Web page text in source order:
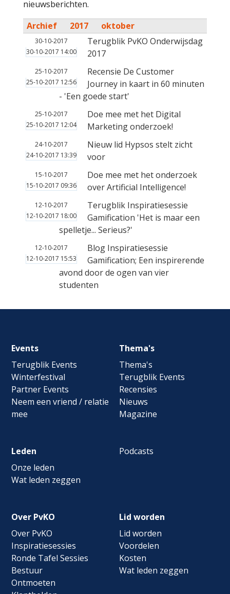
nieuwsberichten.
Archief
2017 oktober
30-10-2017
30-10-2017 14:00
Terugblik PvKO Onderwijsdag
2017
25-10-2017
25-10-2017 12:56
Recensie De Customer
Journey in kaart in 60 minuten
- 'Een goede start'
25-10-2017
25-10-2017 12:04
Doe mee met het Digital
Marketing onderzoek!
24-10-2017
24-10-2017 13:39
Nieuw lid Hypsos stelt zicht
voor
15-10-2017
15-10-2017 09:36
Doe mee met het onderzoek
over Artificial Intelligence!
12-10-2017
12-10-2017 18:00
Terugblik Inspiratiesessie
Gamification 'Het is maar een
spelletje... Serieus?'
12-10-2017
12-10-2017 15:53
Blog Inspiratiesessie
Gamification; Een inspirerende
avond door de ogen van vier
studenten
Footer
navigation
Events
Terugblik Events
Winterfestival
Partner Events
Neem een vriend / relatie
mee
Thema's
Thema's
Terugblik Events
Recensies
Nieuws
Magazine
Leden
Onze leden
Wat leden zeggen
Podcasts
Over PvKO
Over PvKO
Inspiratiesessies
Ronde Tafel Sessies
Bestuur
Ontmoeten
Lid worden
Lid worden
Voordelen
Kosten
Wat leden zeggen